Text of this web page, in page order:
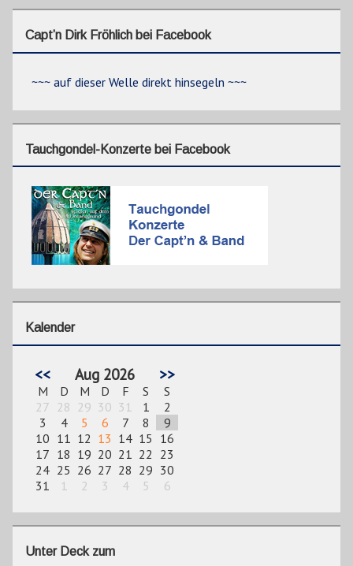
Capt’n Dirk Fröhlich bei Facebook
~~~ auf dieser Welle direkt hinsegeln ~~~
Tauchgondel-Konzerte bei Facebook
Kalender
<< Aug 2026 >>
M D M D F S
S
27 28 29 30 31 1
2
3
4 5 6 7 8
9
10 11 12 13 14 15 16
17 18 19 20 21 22 23
24 25 26 27 28 29 30
31
1 2 3 4 5 6
Unter Deck zum